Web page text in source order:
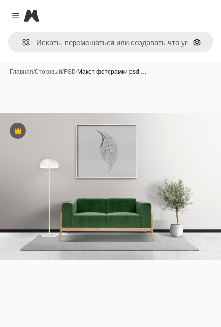
Close menu
Magnific
Поиск
Главная/Стоковый/PSD/Макет фоторамки psd …
Премиум